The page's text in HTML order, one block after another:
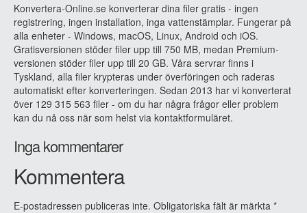
Konvertera-Online.se konverterar dina filer gratis - ingen
registrering, ingen installation, inga vattenstämplar. Fungerar på
alla enheter - Windows, macOS, Linux, Android och iOS.
Gratisversionen stöder filer upp till 750 MB, medan Premium-
versionen stöder filer upp till 20 GB. Våra servrar finns i
Tyskland, alla filer krypteras under överföringen och raderas
automatiskt efter konverteringen. Sedan 2013 har vi konverterat
över 129 315 563 filer - om du har några frågor eller problem
kan du nå oss när som helst via kontaktformuläret.
Inga kommentarer
Kommentera
E-postadressen publiceras inte. Obligatoriska fält är märkta *